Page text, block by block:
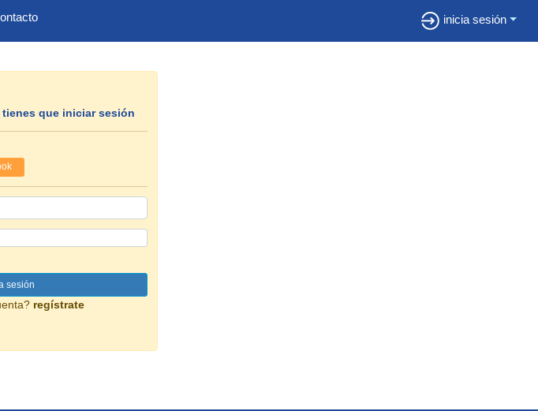
inicia sesión
tienes que iniciar sesión
sesión
regístrate